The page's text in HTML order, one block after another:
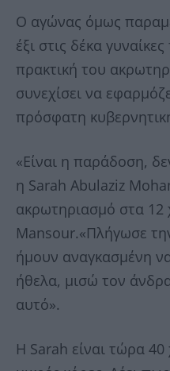
Ο αγώνας όμως
έξι στις δέκα
πρακτική του
συνεχίσει να
πρόσφατη
«Είναι η παράδοση,
η Sarah Abulaziz
ακρωτηριασμό στα 12
Μansour.«Πλήγωσε
ήμουν αναγκασμένη
ήθελα, μισώ τον
αυτό».
Η Sarah είναι τώρα